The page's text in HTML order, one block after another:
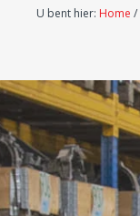
U bent hier: Home /